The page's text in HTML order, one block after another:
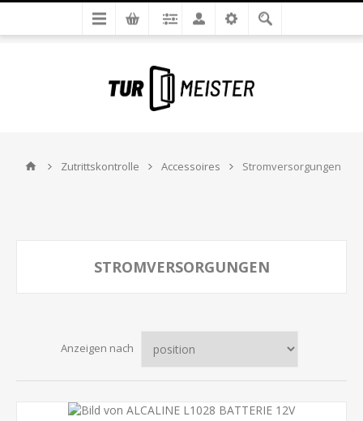
Zutrittskontrolle Accessoires Stromversorgungen
STROMVERSORGUNGEN
Anzeigen nach